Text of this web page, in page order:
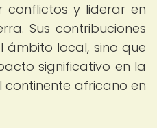
conflictos y liderar en
Sus contribuciones
ámbito local, sino que
significativo en la
africano en